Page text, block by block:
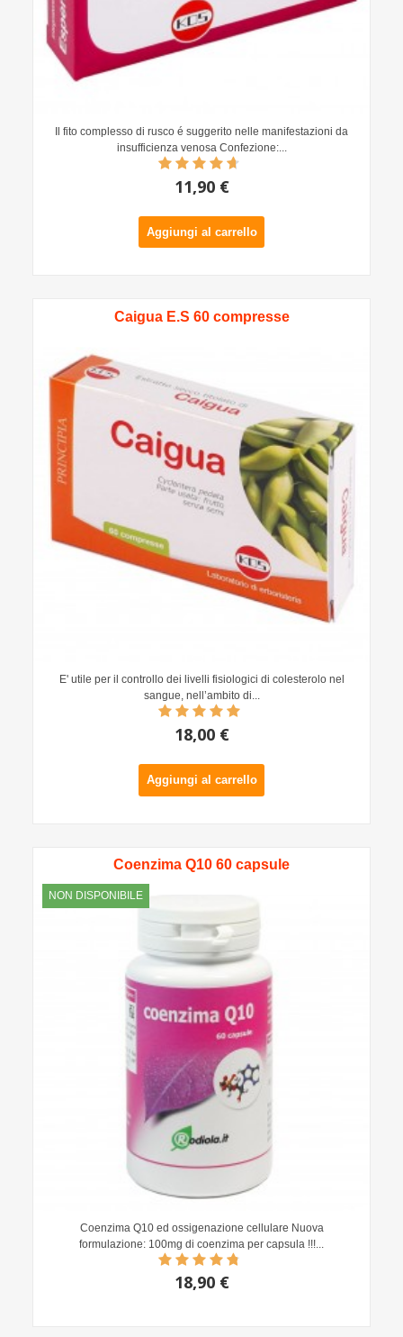
Il fito complesso di rusco é suggerito nelle manifestazioni da
insufficienza venosa Confezione:...
11,90 €
Aggiungi al carrello
Caigua E.S 60 compresse
E' utile per il controllo dei livelli fisiologici di colesterolo nel
sangue, nell’ambito di...
18,00 €
Aggiungi al carrello
NON DISPONIBILE
Coenzima Q10 60 capsule
Coenzima Q10 ed ossigenazione cellulare Nuova
formulazione: 100mg di coenzima per capsula !!!...
18,90 €